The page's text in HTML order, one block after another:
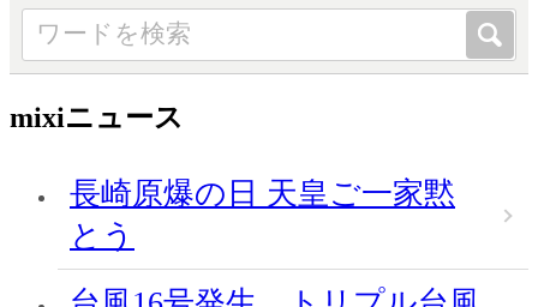
mixiニュース
長崎原爆の日 天皇ご一家黙
とう